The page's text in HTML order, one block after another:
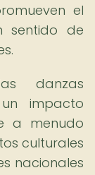
el
sentido de
danzas
impacto
a menudo
culturales
nacionales